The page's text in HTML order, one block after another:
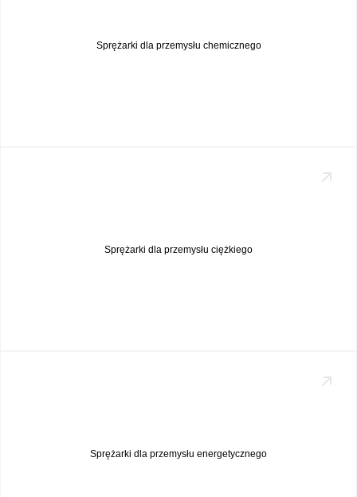
Sprężarki dla przemysłu chemicznego
Sprężarki dla przemysłu ciężkiego
Sprężarki dla przemysłu energetycznego